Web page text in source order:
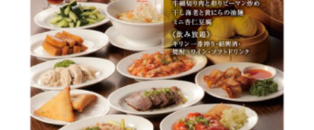
半券de得シネマ＆ゴールド/プラチナ会員限定サービ
ス
大人のブライダル
Web MyStory
ミッドランド スクエア プレミアムマガジンにWeb版
が登場しました！
カテゴリで探す
50音で探す
ショップ＆レストラン最新情報
ミッドランド スクエア シネマ
トヨタ自動車ショールーム
スカイプロムナード
スカイホールそら
ミッドランドホール・会議室
公共交通機関でお越しの方
車でお越しの方
空港からお越しの方
自転車でお越しの方
駐車場・駐輪場
パブリックサービス
駐車場・駐輪場